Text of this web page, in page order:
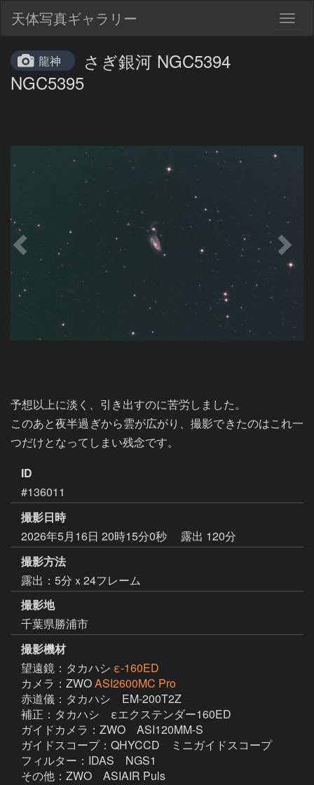
天体写真ギャラリー
龍神
さぎ銀河 NGC5394
NGC5395
予想以上に淡く、引き出すのに苦労しました。
このあと夜半過ぎから雲が広がり、撮影できたのはこれ一
つだけとなってしまい残念です。
ID
#136011
撮影日時
2026年5月16日 20時15分0秒
露出 120分
撮影方法
露出：5分ｘ24フレーム
撮影地
千葉県勝浦市
撮影機材
望遠鏡：タカハシ ε-160ED
カメラ：ZWOASI2600MC Pro
赤道儀：タカハシ　EM-200T2Z
補正：タカハシ　εエクステンダー160ED
ガイドカメラ：ZWO　ASI120MM-S
ガイドスコープ：QHYCCD　ミニガイドスコープ
フィルター：IDAS　NGS1
その他：ZWO　ASIAIR Puls